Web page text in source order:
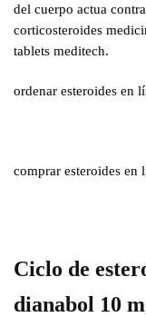
del cuerpo actua
corticosteroides
tablets meditech.
ordenar esteroides en
comprar esteroides en
Ciclo de
dianabol 10